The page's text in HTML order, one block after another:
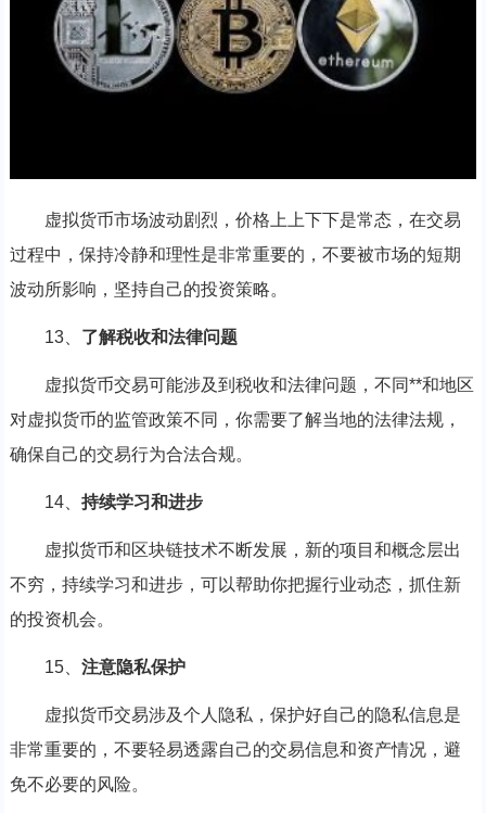
虚拟货币市场波动剧烈，价格上上下下是常态，在交易
过程中，保持冷静和理性是非常重要的，不要被市场的短期
波动所影响，坚持自己的投资策略。
13、 了解税收和法律问题
虚拟货币交易可能涉及到税收和法律问题，不同**和地区
对虚拟货币的监管政策不同，你需要了解当地的法律法规，
确保自己的交易行为合法合规。
14、 持续学习和进步
虚拟货币和区块链技术不断发展，新的项目和概念层出
不穷，持续学习和进步，可以帮助你把握行业动态，抓住新
的投资机会。
15、 注意隐私保护
虚拟货币交易涉及个人隐私，保护好自己的隐私信息是
非常重要的，不要轻易透露自己的交易信息和资产情况，避
免不必要的风险。